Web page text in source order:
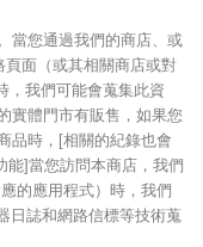
當您通過我們的商店、或
面（或其相關商店或對
，我們可能會蒐集此資
實體門市有販售，如果您
品時，[相關的紀錄也會
]當您訪問本商店，我們
的應用程式）時，我們
日誌和網路信標等技術蒐